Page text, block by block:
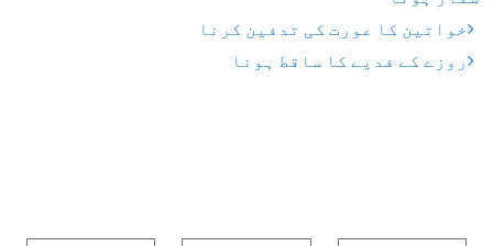
خواتین کا عورت کی تدفین کرنا
روزے کے فدیے کا ساقط ہونا